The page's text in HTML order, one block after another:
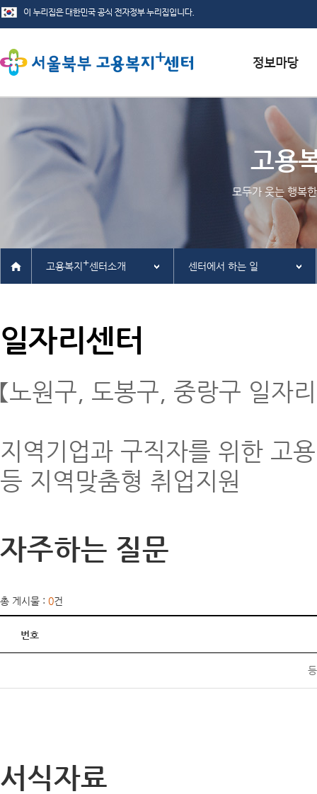
서식자료실
채용정보
인재정보
관련사이트
고용
모두가 웃는 행복
고용복지 +센터소개 센터에서 하는 일
일자리센터
【노원구, 도봉구, 중랑구 일자
지역기업과 구직자를 위한 고
등 지역맞춤형 취업지원
자주하는 질문
총 게시물 : 0건
번호
서식자료